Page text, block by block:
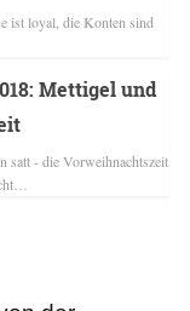
ist loyal, die Konten sind
Mettigel und
satt - die Vorweihnachtszeit